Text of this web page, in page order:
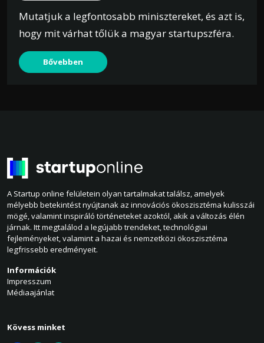
Mutatjuk a legfontosabb minisztereket, és azt is,
hogy mit várhat tőlük a magyar startupszféra.
Bővebben
A Startup online felületein olyan tartalmakat találsz, amelyek
mélyebb betekintést nyújtanak az innovációs ökoszisztéma kulisszái
mögé, valamint inspiráló történeteket azoktól, akik a változás élén
járnak. Itt megtalálod a legújabb trendeket, technológiai
fejleményeket, valamint a hazai és nemzetközi ökoszisztéma
legfrissebb eredményeit.
Információk
Impresszum
Médiaajánlat
Kövess minket